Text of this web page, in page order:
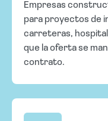
Empresas
para proyectos de
carreteras,
que la oferta se
contrato.